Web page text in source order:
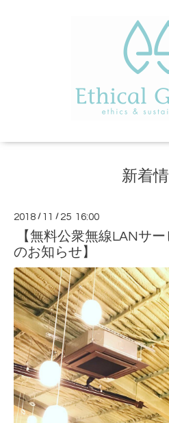
新着
2018 / 11 / 25 16:00
【無料公衆無線LANサ
のお知らせ】